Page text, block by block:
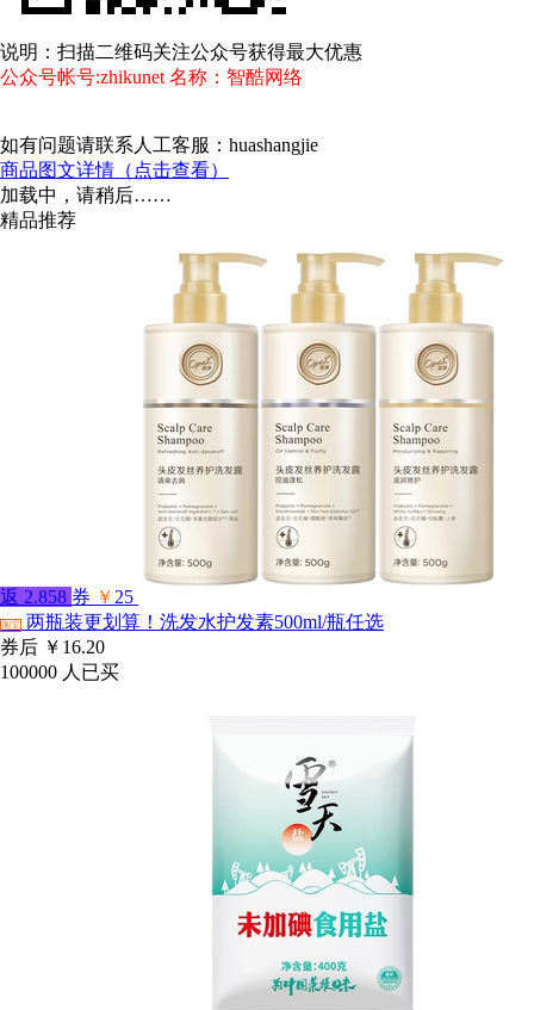
说明：扫描二维码关注公众号获得最大优惠
公众号帐号:zhikunet 名称：智酷网络
如有问题请联系人工客服：huashangjie
商品图文详情（点击查看）
加载中，请稍后……
精品推荐
返 2.858 券 ￥ 25
淘宝 两瓶装更划算！洗发水护发素500ml/瓶任选
券后 ￥16.20
100000 人已买